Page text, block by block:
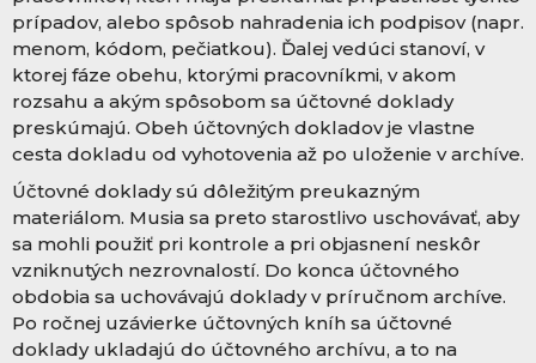
prípadov, alebo spôsob nahradenia ich podpisov (napr.
menom, kódom, pečiatkou). Ďalej vedúci stanoví, v
ktorej fáze obehu, ktorými pracovníkmi, v akom
rozsahu a akým spôsobom sa účtovné doklady
preskúmajú. Obeh účtovných dokladov je vlastne
cesta dokladu od vyhotovenia až po uloženie v archíve.
Účtovné doklady sú dôležitým preukazným
materiálom. Musia sa preto starostlivo uschovávať, aby
sa mohli použiť pri kontrole a pri objasnení neskôr
vzniknutých nezrovnalostí. Do konca účtovného
obdobia sa uchovávajú doklady v príručnom archíve.
Po ročnej uzávierke účtovných kníh sa účtovné
doklady ukladajú do účtovného archívu, a to na